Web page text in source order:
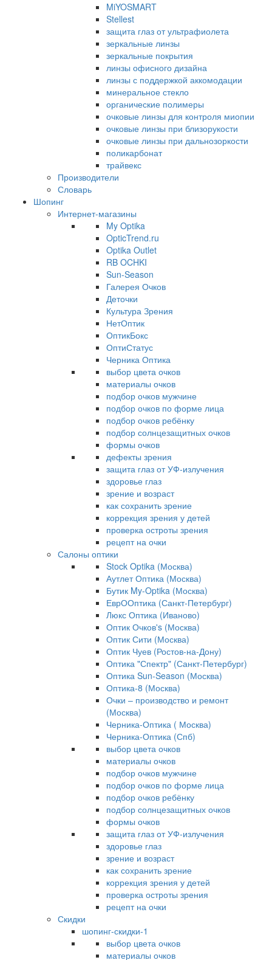
MiYOSMART
Stellest
защита глаз от ультрафиолета
зеркальные линзы
зеркальные покрытия
линзы офисного дизайна
линзы с поддержкой аккомодации
минеральное стекло
органические полимеры
очковые линзы для контроля миопии
очковые линзы при близорукости
очковые линзы при дальнозоркости
поликарбонат
трайвекс
Производители
Словарь
Шопинг
Интернет-магазины
My Optika
OpticTrend.ru
Optika Outlet
RB OCHKI
Sun-Season
Галерея Очков
Деточки
Культура Зрения
НетОптик
ОптикБокс
ОптиСтатус
Черника Оптика
выбор цвета очков
материалы очков
подбор очков мужчине
подбор очков по форме лица
подбор очков ребёнку
подбор солнцезащитных очков
формы очков
дефекты зрения
защита глаз от УФ-излучения
здоровье глаз
зрение и возраст
как сохранить зрение
коррекция зрения у детей
проверка остроты зрения
рецепт на очки
Салоны оптики
Stock Optika (Москва)
Аутлет Оптика (Москва)
Бутик My-Optika (Москва)
ЕврООптика (Санкт-Петербург)
Люкс Оптика (Иваново)
Оптик Очков's (Москва)
Оптик Сити (Москва)
Оптик Чуев (Ростов-на-Дону)
Оптика "Спектр" (Санкт-Петербург)
Оптика Sun-Season (Москва)
Оптика-8 (Москва)
Очки – производство и ремонт
(Москва)
Черника-Оптика ( Москва)
Черника-Оптика (Спб)
выбор цвета очков
материалы очков
подбор очков мужчине
подбор очков по форме лица
подбор очков ребёнку
подбор солнцезащитных очков
формы очков
защита глаз от УФ-излучения
здоровье глаз
зрение и возраст
как сохранить зрение
коррекция зрения у детей
проверка остроты зрения
рецепт на очки
Скидки
шопинг-скидки-1
выбор цвета очков
материалы очков